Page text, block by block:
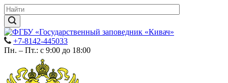
+7-8142-445033
Пн. – Пт.: с 9:00 до 18:00